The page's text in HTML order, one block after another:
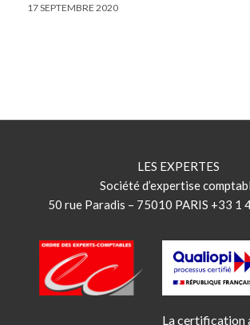
17 SEPTEMBRE 2020
LES EXPERTES
Société d’expertise
50 rue Paradis – 75010 PARIS +33 1
La certification